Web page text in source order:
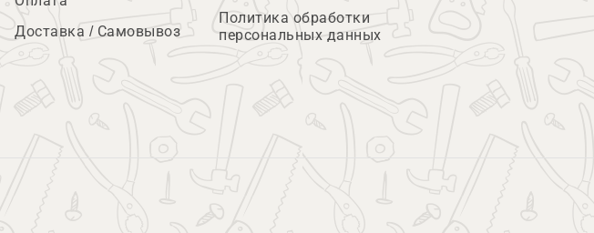
Доставка / Самовывоз
Политика обработки
персональных данных